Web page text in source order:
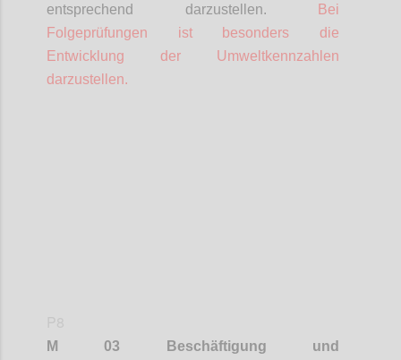
entsprechend darzustellen.
Bei
Folgeprüfungen ist besonders die
Entwicklung der Umweltkennzahlen
darzustellen.
M 03 Beschäftigung und